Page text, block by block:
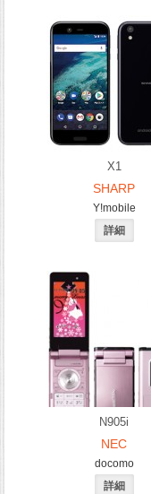
X1
SHARP
Y!mobile
N905i
NEC
docomo